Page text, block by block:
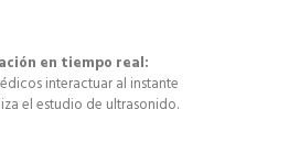
en tiempo real:
interactuar al instante
el estudio de ultrasonido.